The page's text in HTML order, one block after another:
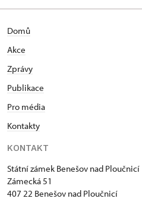
Domů
Akce
Zprávy
Publikace
Pro média
Kontakty
KONTAKT
Státní zámek Benešov nad Ploučnicí
Zámecká 51
407 22 Benešov nad Ploučnicí